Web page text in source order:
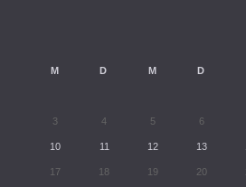
M D M D
3 4 5 6
10 11 12 13
17 18 19 20